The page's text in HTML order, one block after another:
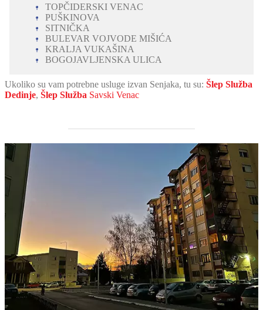
TOPČIDERSKI VENAC
PUŠKINOVA
SITNIČKA
BULEVAR VOJVODE MIŠIĆA
KRALJA VUKAŠINA
BOGOJAVLJENSKA ULICA
Ukoliko su vam potrebne usluge izvan Senjaka, tu su: Šlep Služba
Dedinje, Šlep Služba Savski Venac